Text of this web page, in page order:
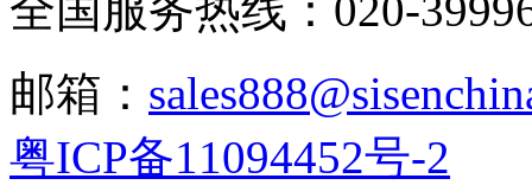
全国服务热线：020-
邮箱：
粤ICP备11094452号-2